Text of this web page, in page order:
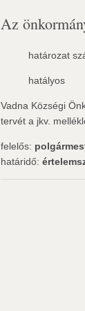
Az
határozat
hatályos
Vadna Községi
tervét a jkv.
felelős:
határidő: